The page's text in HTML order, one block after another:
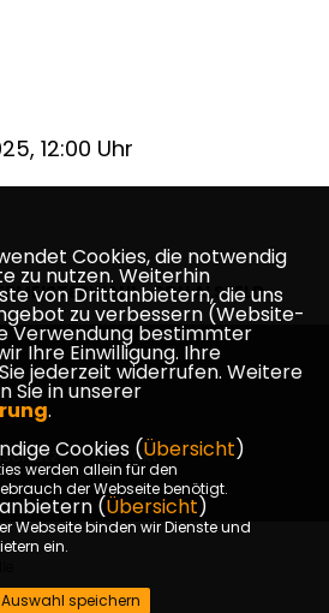
12:00 Uhr
,CDU ALSFELD
Kontakt
Cookies, die notwendig
zu nutzen. Weiterhin
von Drittanbietern, die uns
zu verbessern (Website-
Verwendung bestimmter
Ihre Einwilligung. Ihre
jederzeit widerrufen. Weitere
Sie in unserer
.
Cookies (Übersicht)
werden allein für den
der Webseite benötigt.
(Übersicht)
Webseite binden wir Dienste und
ein.
Auswahl speichern